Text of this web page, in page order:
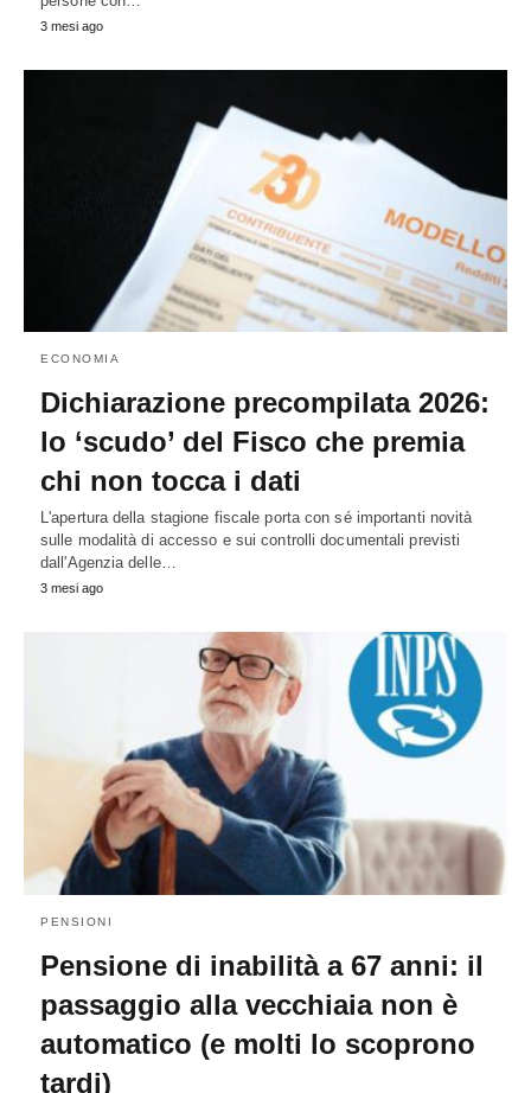
3 mesi ago
ECONOMIA
Dichiarazione precompilata 2026:
lo ‘scudo’ del Fisco che premia
chi non tocca i dati
L'apertura della stagione fiscale porta con sé importanti novità
sulle modalità di accesso e sui controlli documentali previsti
dall'Agenzia delle…
3 mesi ago
PENSIONI
Pensione di inabilità a 67 anni: il
passaggio alla vecchiaia non è
automatico (e molti lo scoprono
tardi)